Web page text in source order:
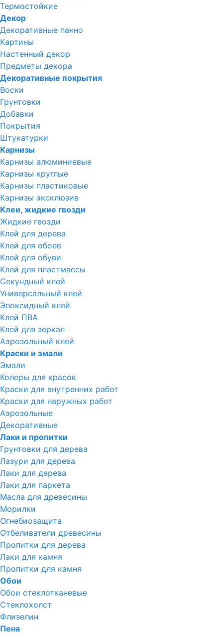
Термостойкие
Декор
Декоративные панно
Картины
Настенный декор
Предметы декора
Декоративные покрытия
Воски
Грунтовки
Добавки
Покрытия
Штукатурки
Карнизы
Карнизы алюминиевые
Карнизы круглые
Карнизы пластиковые
Карнизы эксклюзив
Клеи, жидкие гвозди
Жидкие гвозди
Клей для дерева
Клей для обоев
Клей для обуви
Клей для пластмассы
Секундный клей
Универсальный клей
Эпоксидный клей
Клей ПВА
Клей для зеркал
Аэрозольный клей
Краски и эмали
Эмали
Колеры для красок
Краски для внутренних работ
Краски для наружных работ
Аэрозольные
Декоративные
Лаки и пропитки
Грунтовки для дерева
Лазури для дерева
Лаки для дерева
Лаки для паркета
Масла для древесины
Морилки
Огнебиозащита
Отбеливатели древесины
Пропитки для дерева
Лаки для камня
Пропитки для камня
Обои
Обои стеклотканевые
Стеклохолст
Флизелин
Пена